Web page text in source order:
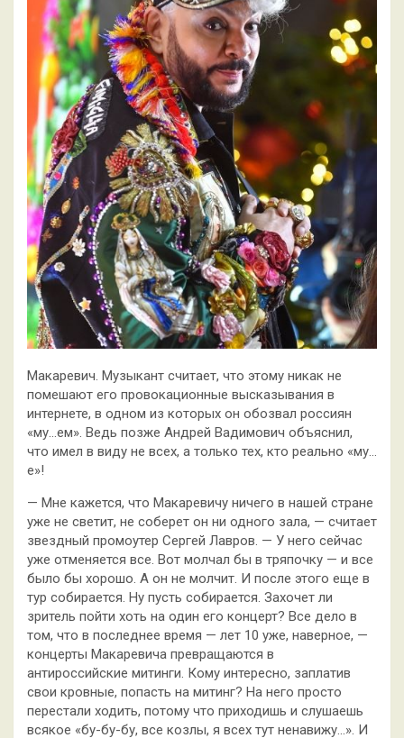
Макаревич. Музыкант считает, что этому никак не
помешают его провокационные высказывания в
интернете, в одном из которых он обозвал россиян
«му…ем». Ведь позже Андрей Вадимович объяснил,
что имел в виду не всех, а только тех, кто реально «му…
е»!
— Мне кажется, что Макаревичу ничего в нашей стране
уже не светит, не соберет он ни одного зала, — считает
звездный промоутер Сергей Лавров. — У него сейчас
уже отменяется все. Вот молчал бы в тряпочку — и все
было бы хорошо. А он не молчит. И после этого еще в
тур собирается. Ну пусть собирается. Захочет ли
зритель пойти хоть на один его концерт? Все дело в
том, что в последнее время — лет 10 уже, наверное, —
концерты Макаревича превращаются в
антироссийские митинги. Кому интересно, заплатив
свои кровные, попасть на митинг? На него просто
перестали ходить, потому что приходишь и слушаешь
всякое «бу-бу-бу, все козлы, я всех тут ненавижу…». И